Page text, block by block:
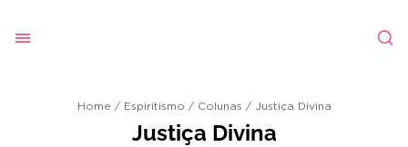
Home / Espiritismo / Colunas / Justiça Divina
Justiça Divina